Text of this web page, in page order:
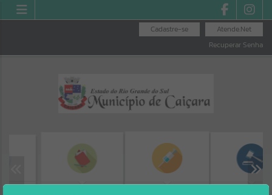
Atende.Net
Cadastre-se
Recuperar Senha